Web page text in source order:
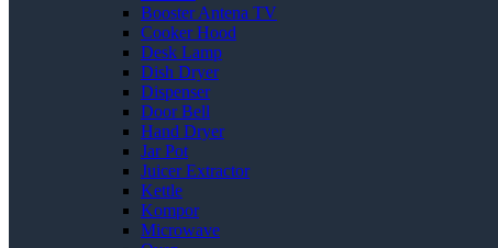
Booster Antena TV
Cooker Hood
Desk Lamp
Dish Dryer
Dispenser
Door Bell
Hand Dryer
Jar Pot
Juicer Extractor
Kettle
Kompor
Microwave